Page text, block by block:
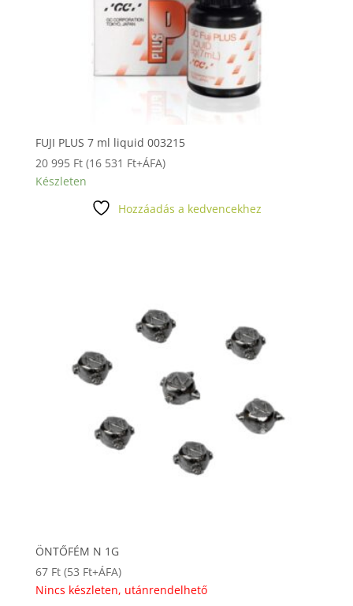
FUJI PLUS 7 ml liquid 003215
20 995 Ft (16 531 Ft+ÁFA)
Készleten
Hozzáadás a kedvencekhez
ÖNTŐFÉM N 1G
67 Ft (53 Ft+ÁFA)
Nincs készleten, utánrendelhető